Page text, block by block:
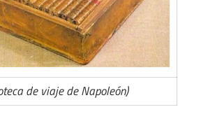
de viaje de Napoleón)